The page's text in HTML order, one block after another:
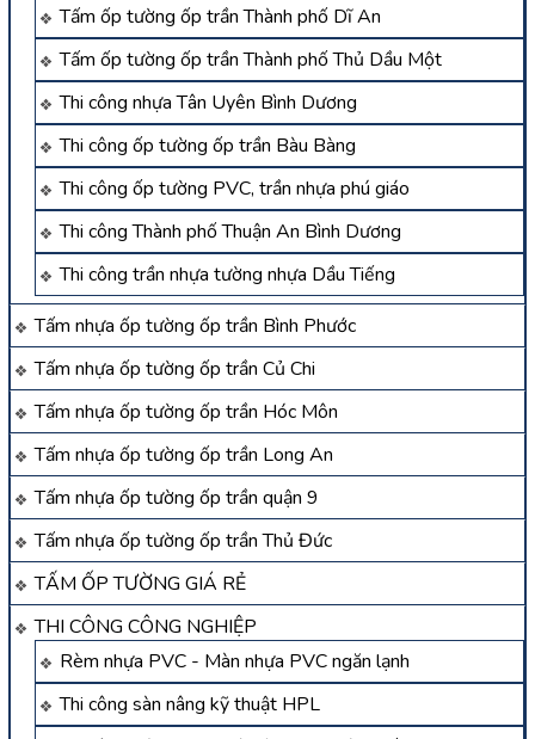
Tấm ốp tường ốp trần Thành phố Dĩ An
Tấm ốp tường ốp trần Thành phố Thủ Dầu Một
Thi công nhựa Tân Uyên Bình Dương
Thi công ốp tường ốp trần Bàu Bàng
Thi công ốp tường PVC, trần nhựa phú giáo
Thi công Thành phố Thuận An Bình Dương
Thi công trần nhựa tường nhựa Dầu Tiếng
Tấm nhựa ốp tường ốp trần Bình Phước
Tấm nhựa ốp tường ốp trần Củ Chi
Tấm nhựa ốp tường ốp trần Hóc Môn
Tấm nhựa ốp tường ốp trần Long An
Tấm nhựa ốp tường ốp trần quận 9
Tấm nhựa ốp tường ốp trần Thủ Đức
TẤM ỐP TƯỜNG GIÁ RẺ
THI CÔNG CÔNG NGHIỆP
Rèm nhựa PVC - Màn nhựa PVC ngăn lạnh
Thi công sàn nâng kỹ thuật HPL